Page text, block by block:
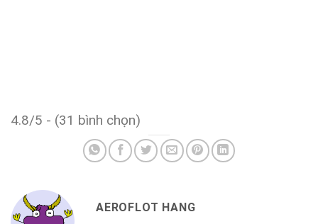
4.8/5 - (31 bình chọn)
AEROFLOT HANG